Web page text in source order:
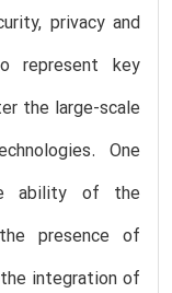
privacy and
represent key
the large-scale
One
ability of the
presence of
integration of